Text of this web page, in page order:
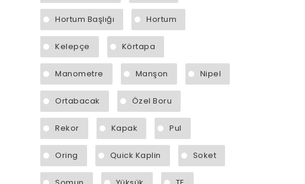
Hortum Başlığı Hortum
Kelepçe Körtapa
Manometre Manşon Nipel
Ortabacak Özel Boru
Rekor Kapak Pul
Oring Quick Kaplin Soket